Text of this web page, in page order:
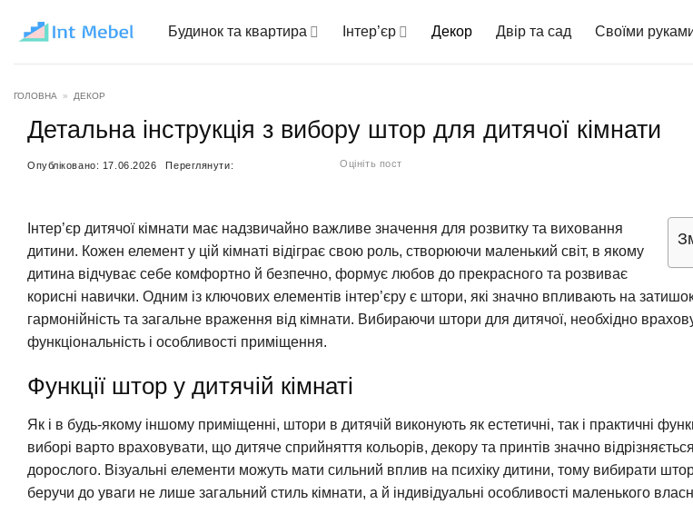
Будинок та квартира
Інтер’єр Декор Двір та сад Своїми
ГОЛОВНА » ДЕКОР
Детальна інструкція з вибору штор для дитячої кімнати
Опубліковано: 17.06.2026 Переглянути: Оцініть пост
Інтер’єр дитячої кімнати має надзвичайно важливе значення для розвитку та виховання
дитини. Кожен елемент у цій кімнаті відіграє свою роль, створюючи маленький світ, в якому
дитина відчуває себе комфортно й безпечно, формує любов до прекрасного та розвиває
корисні навички. Одним із ключових елементів інтер’єру є штори, які значно впливають на
гармонійність та загальне враження від кімнати. Вибираючи штори для дитячої, необхідно
функціональність і особливості приміщення.
Функції штор у дитячій кімнаті
Як і в будь-якому іншому приміщенні, штори в дитячій виконують як естетичні, так і практичні
виборі варто враховувати, що дитяче сприйняття кольорів, декору та принтів значно
дорослого. Візуальні елементи можуть мати сильний вплив на психіку дитини, тому вибирати
беручи до уваги не лише загальний стиль кімнати, а й індивідуальні особливості маленького